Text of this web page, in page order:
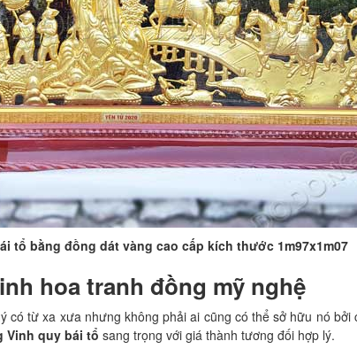
tổ bằng đồng dát vàng cao cấp kích thước 1m97x1m07
hoa tranh đồng mỹ nghệ
có từ xa xưa nhưng không phải ai cũng có thể sở hữu nó
Vinh quy bái tổ sang trọng với giá thành tương đối hợp lý.